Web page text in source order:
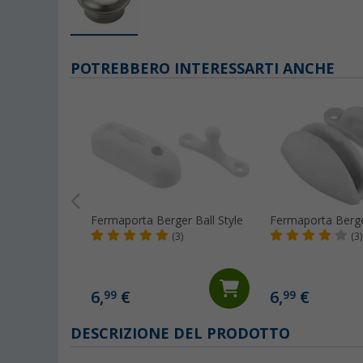
POTREBBERO INTERESSARTI ANCHE
Fermaporta Berger Ball Style
(3)
6,99 €
Fermaporta
(3)
6,99 €
DESCRIZIONE DEL PRODOTTO